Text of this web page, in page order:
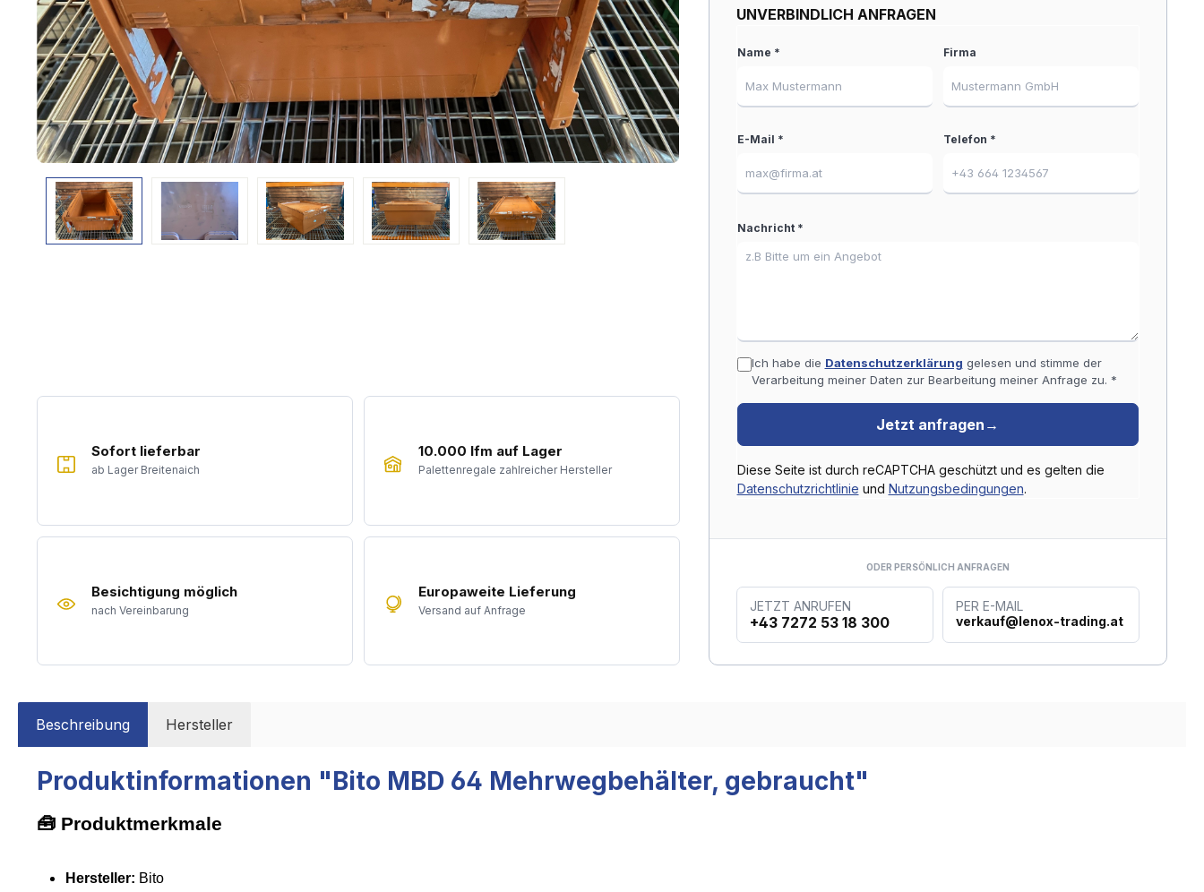
UNVERBINDLICH ANFRAGEN
Name * Firma
E-Mail * Telefon *
Nachricht *
Ich habe die Datenschutzerklärung gelesen und stimme der
Verarbeitung meiner Daten zur Bearbeitung meiner Anfrage zu. *
Jetzt anfragen →
Diese Seite ist durch reCAPTCHA geschützt und es gelten die
Datenschutzrichtlinie und Nutzungsbedingungen.
ODER PERSÖNLICH ANFRAGEN
JETZT ANRUFEN
+43 7272 53 18 300
PER E-MAIL
verkauf@lenox-trading.at
Sofort lieferbar
ab Lager Breitenaich
10.000 lfm auf Lager
Palettenregale zahlreicher Hersteller
Besichtigung möglich
nach Vereinbarung
Europaweite Lieferung
Versand auf Anfrage
Beschreibung Hersteller
Produktinformationen "Bito MBD 64 Mehrwegbehälter, gebraucht"
🧰 Produktmerkmale
Hersteller: Bito